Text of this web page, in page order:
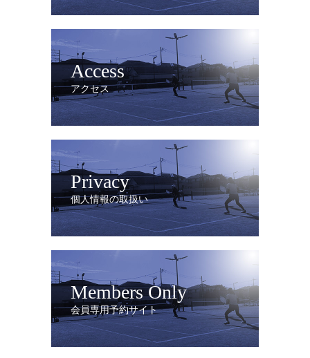
Access
アクセス
Privacy
個人情報の取扱い
Members Only
会員専用予約サイト